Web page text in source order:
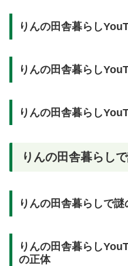
りんの田舎暮らし
りんの田舎暮らし
りんの田舎暮らし
りんの田舎暮らし
りんの田舎暮らしで謎
りんの田舎暮らし
の正体